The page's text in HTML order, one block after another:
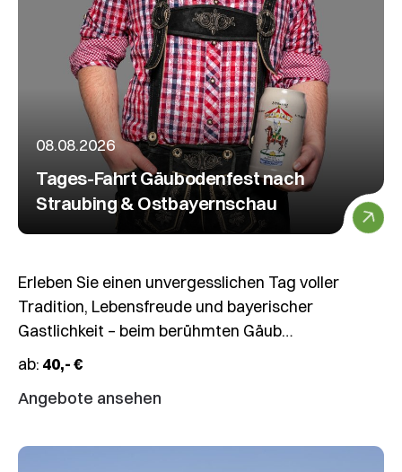
08.08.2026
Tages-Fahrt Gäubodenfest nach
Straubing & Ostbayernschau
Erleben Sie einen unvergesslichen Tag voller
Tradition, Lebensfreude und bayerischer
Gastlichkeit – beim berühmten Gäub…
ab: 40,- €
Angebote ansehen